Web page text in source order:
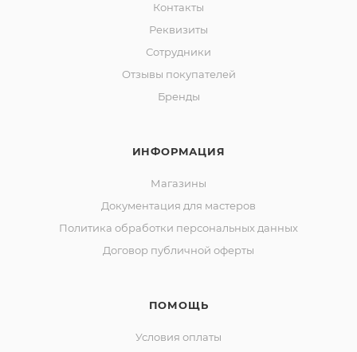
Контакты
Реквизиты
Сотрудники
Отзывы покупателей
Бренды
ИНФОРМАЦИЯ
Магазины
Документация для мастеров
Политика обработки персональных данных
Договор публичной оферты
ПОМОЩЬ
Условия оплаты